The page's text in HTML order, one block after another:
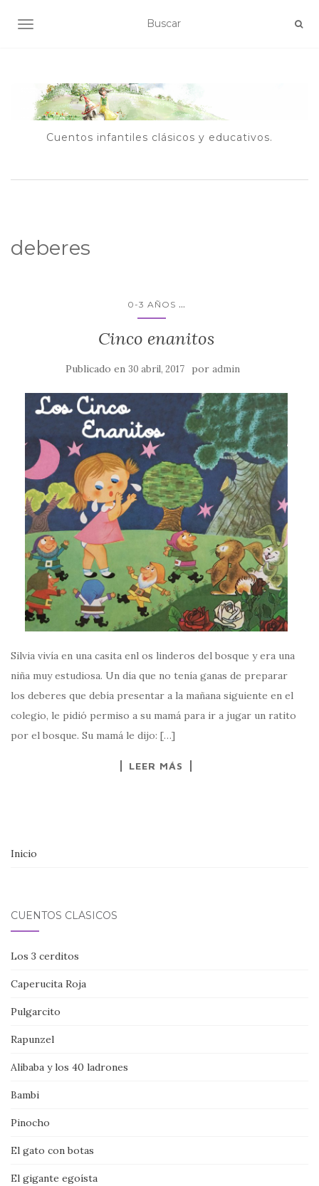
ALTERNAR NAVEGACIÓN
Cuentos infantiles clásicos y educativos.
deberes
0-3 AÑOS ...
Cinco enanitos
Publicado en 30 abril, 2017 por admin
Silvia vivía en una casita enl os linderos del bosque y era una
niña muy estudiosa. Un día que no tenía ganas de preparar
los deberes que debía presentar a la mañana siguiente en el
colegio, le pidió permiso a su mamá para ir a jugar un ratito
por el bosque. Su mamá le dijo: […]
LEER MÁS
Inicio
CUENTOS CLÁSICOS
Los 3 cerditos
Caperucita Roja
Pulgarcito
Rapunzel
Alibaba y los 40 ladrones
Bambi
Pinocho
El gato con botas
El gigante egoísta